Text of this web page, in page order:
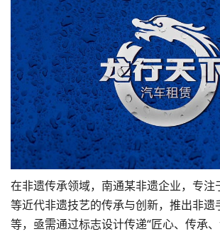
在非遗传承领域，南通某非遗企业，专注
等近代非遗技艺的传承与创新，推出非遗
等，亟需通过标志设计传递“匠心、传承